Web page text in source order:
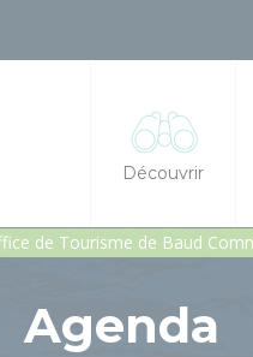
Découvrir
La vallée du
Idées séjours
de Tourisme de Baud
Agenda